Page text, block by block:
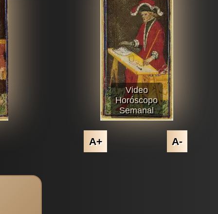
Video
Horóscopo
Semanal
A+ A-